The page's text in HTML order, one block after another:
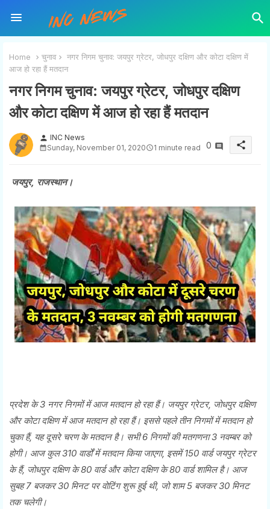
Home चुनाव
नगर निगम चुनाव: जयपुर ग्रेटर, जोधपुर दक्षिण और कोटा दक्षिण में
आज हो रहा हैं मतदान
नगर निगम चुनाव: जयपुर ग्रेटर, जोधपुर दक्षिण
और कोटा दक्षिण में आज हो रहा हैं मतदान
person INC News
Sunday, November 01, 2020
1 minute read 0 share
जयपुर, राजस्थान।
प्रदेश के 3 नगर निगमों में आज मतदान हो रहा हैं। जयपुर ग्रेटर, जोधपुर दक्षिण
और कोटा दक्षिण में आज मतदान हो रहा हैं। इससे पहले तीन निगमों में मतदान हो
चुका हैं, यह दूसरे चरण के मतदान है। सभी 6 निगमों की मतगणना 3 नवम्बर को
होगी। आज कुल 310 वार्डों में मतदान किया जाएगा, इसमें 150 वार्ड जयपुर ग्रेटर
के हैं, जोधपुर दक्षिण के 80 वार्ड और कोटा दक्षिण के 80 वार्ड शामिल है। आज
सुबह 7 बजकर 30 मिनट पर वोटिंग शुरू हुई थी, जो शाम 5 बजकर 30 मिनट
तक चलेगी।